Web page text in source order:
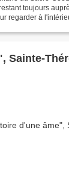
toujours
regarder à
Sainte-